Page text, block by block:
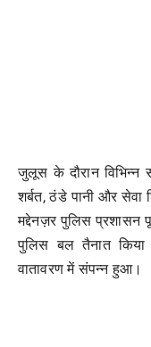
जुलूस के दौरान विभिन्न
शर्बत, ठंडे पानी और सेवा
मद्देनज़र पुलिस प्रशासन
पुलिस बल तैनात किया
वातावरण में संपन्न हुआ।